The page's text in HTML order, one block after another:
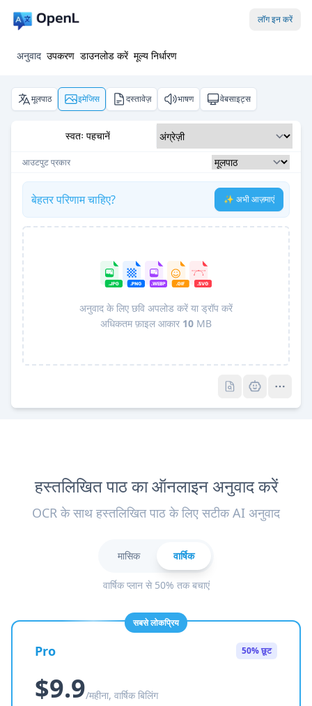
लॉग इन करें
अनुवाद उपकरण डाउनलोड करें मूल्य निर्धारण
मूलपाठ इमेजिस दस्तावेज़ भाषण वेबसाइट्स
स्वतः पहचानें
आउटपुट प्रकार
बेहतर परिणाम चाहिए? ✨ अभी आज़माएं
अनुवाद के लिए छवि अपलोड करें या ड्रॉप करें
अधिकतम फ़ाइल आकार 10 MB
हस्तलिखित पाठ का ऑनलाइन अनुवाद करें
OCR के साथ हस्तलिखित पाठ के लिए सटीक AI अनुवाद
मासिक वार्षिक
वार्षिक प्लान से 50% तक बचाएं
सबसे लोकप्रिय
Pro 50% छूट
$9.9/महीना, वार्षिक बिलिंग